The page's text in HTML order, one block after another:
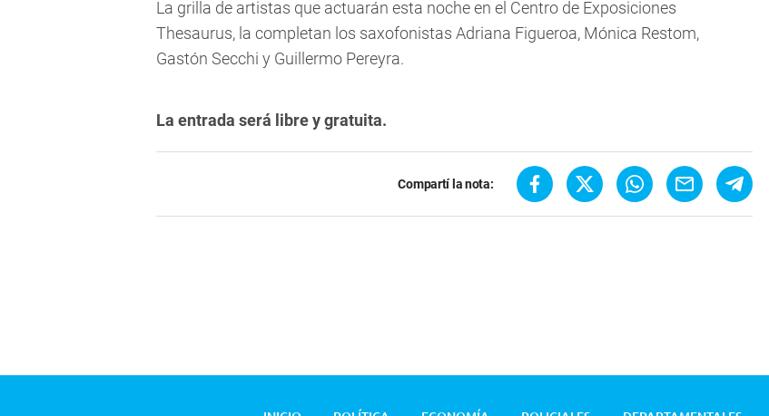
La grilla de artistas que actuarán esta noche en el Centro de Exposiciones
Thesaurus, la completan los saxofonistas Adriana Figueroa, Mónica Restom,
Gastón Secchi y Guillermo Pereyra.
La entrada será libre y gratuita.
Compartí la nota: